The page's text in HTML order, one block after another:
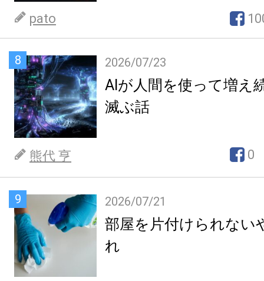
pato
8 2026/07/23
AIが人間を使って増え
滅ぶ話
熊代 亨 0
9 2026/07/21
部屋を片付けられない
れ